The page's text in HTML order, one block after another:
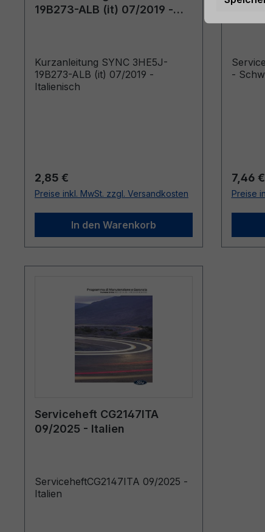
19B273-ALB (it) 07/2019 -
Kurzanleitung SYNC 3HE5J-
19B273-ALB (it) 07/2019 -
Italienisch
Regulärer Preis:
2,85 €
Preise inkl. MwSt. zzgl. Versandkosten
In den Warenkorb
06/
-
7,46 €
Preise
Serviceheft CG2147ITA
09/2025 - Italien
ServiceheftCG2147ITA 09/2025 -
Italien